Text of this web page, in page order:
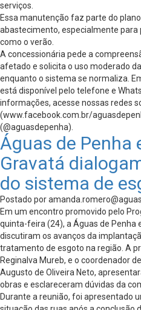
serviços.
Essa manutenção faz parte do
abastecimento, especialmente para
como o verão.
A concessionária pede a
afetado e solicita o uso moderado
enquanto o sistema se normaliza.
está disponível pelo telefone e
informações, acesse nossas redes
(www.facebook.com.br/
(@aguasdepenha).
Águas de Penha
Gravatá
do sistema de
Postado por
Em um encontro promovido pelo
quinta-feira (24), a Águas de Penha
discutiram os avanços da
tratamento de esgoto na região. A
Reginalva Mureb, e o coordenador
Augusto de Oliveira Neto,
obras e esclareceram dúvidas da
Durante a reunião, foi apresentado